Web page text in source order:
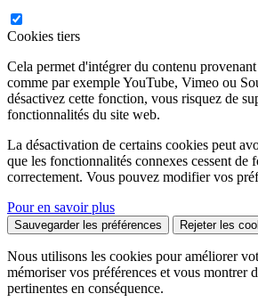
Cookies tiers
Cela permet d'intégrer du contenu
comme par exemple YouTube, Vimeo ou
désactivez cette fonction, vous risquez de
fonctionnalités du site web.
La désactivation de certains cookies peut
que les fonctionnalités connexes cessent de
correctement. Vous pouvez modifier vos
Pour en savoir plus
Sauvegarder les préférences Rejeter les
Nous utilisons les cookies pour améliorer
mémoriser vos préférences et vous montrer
pertinentes en conséquence.